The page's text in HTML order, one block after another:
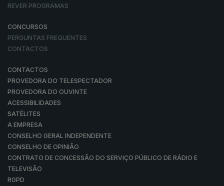
REVER PROGRAMAS
CONCURSOS
PERGUNTAS FREQUENTES
CONTACTOS
CONTACTOS
PROVEDORA DO TELESPECTADOR
PROVEDORA DO OUVINTE
ACESSIBILIDADES
SATÉLITES
A EMPRESA
CONSELHO GERAL INDEPENDENTE
CONSELHO DE OPINIÃO
CONTRATO DE CONCESSÃO DO SERVIÇO PÚBLICO DE RÁDIO E
TELEVISÃO
RGPD